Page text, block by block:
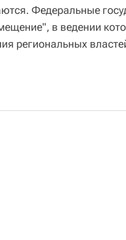
Федеральные
в ведении
региональных